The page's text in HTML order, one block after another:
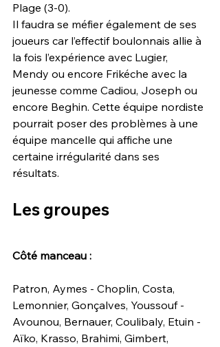
Plage (3-0).
Il faudra se méfier également de ses
joueurs car l’effectif boulonnais allie à
la fois l’expérience avec Lugier,
Mendy ou encore Frikéche avec la
jeunesse comme Cadiou, Joseph ou
encore Beghin. Cette équipe nordiste
pourrait poser des problèmes à une
équipe mancelle qui affiche une
certaine irrégularité dans ses
résultats.
Les groupes
Côté manceau :
Patron, Aymes - Choplin, Costa,
Lemonnier, Gonçalves, Youssouf -
Avounou, Bernauer, Coulibaly, Etuin -
Aïko, Krasso, Brahimi, Gimbert,